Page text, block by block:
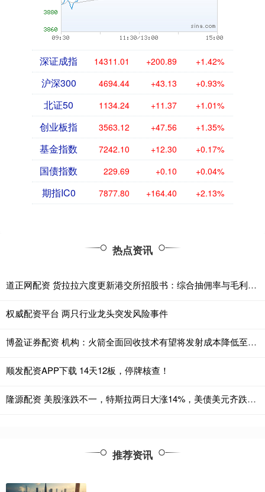
深证成指 14311.01 +200.89 +1.42%
沪深300 4694.44 +43.13 +0.93%
北证50 1134.24 +11.37 +1.01%
创业板指 3563.12 +47.56 +1.35%
基金指数 7242.10 +12.30 +0.17%
国债指数 229.69 +0.10 +0.04%
期指IC0 7877.80 +164.40 +2.13%
热点资讯
道正网配资 货拉拉六度更新港交所招股书：综合抽佣率与毛利率均连续两年下降
权威配资平台 两只行业龙头突发风险事件
博盈证券配资 机构：火箭全面回收技术有望将发射成本降低至200万美元-500万美元
顺发配资APP下载 14天12板，停牌核查！
隆源配资 美股涨跌不一，特斯拉两日大涨14%，美债美元齐跌，加密货币普涨
推荐资讯